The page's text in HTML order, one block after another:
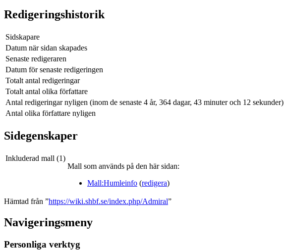
Redigeringshistorik
Sidskapare
Datum när sidan skapades
Senaste redigeraren
Datum för senaste redigeringen
Totalt antal redigeringar
Totalt antal olika författare
Antal redigeringar nyligen (inom de senaste 4 år, 364 dagar, 43 minuter och 12 sekunder)
Antal olika författare nyligen
Sidegenskaper
Inkluderad mall (1)
Mall som används på den här sidan:
Mall:Humleinfo (redigera)
Hämtad från ”https://wiki.shbf.se/index.php/Admiral”
Navigeringsmeny
Personliga verktyg